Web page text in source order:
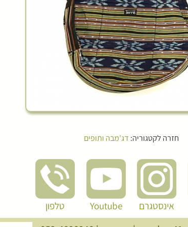
חזרה לקטגוריה: דג'מבה ותופים
אינסטגרם Youtube
טלפון